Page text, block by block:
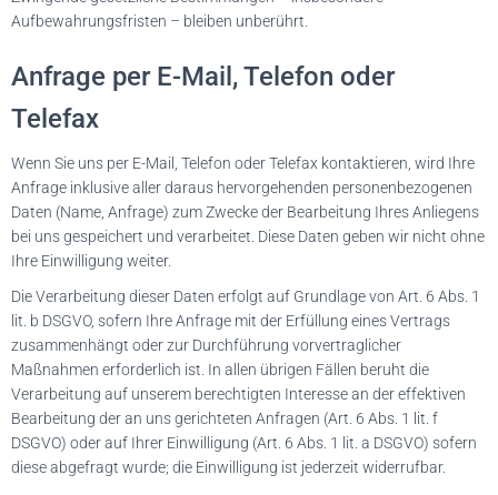
Aufbewahrungsfristen – bleiben unberührt.
Anfrage per E-Mail, Telefon oder
Telefax
Wenn Sie uns per E-Mail, Telefon oder Telefax kontaktieren, wird Ihre
Anfrage inklusive aller daraus hervorgehenden personenbezogenen
Daten (Name, Anfrage) zum Zwecke der Bearbeitung Ihres Anliegens
bei uns gespeichert und verarbeitet. Diese Daten geben wir nicht ohne
Ihre Einwilligung weiter.
Die Verarbeitung dieser Daten erfolgt auf Grundlage von Art. 6 Abs. 1
lit. b DSGVO, sofern Ihre Anfrage mit der Erfüllung eines Vertrags
zusammenhängt oder zur Durchführung vorvertraglicher
Maßnahmen erforderlich ist. In allen übrigen Fällen beruht die
Verarbeitung auf unserem berechtigten Interesse an der effektiven
Bearbeitung der an uns gerichteten Anfragen (Art. 6 Abs. 1 lit. f
DSGVO) oder auf Ihrer Einwilligung (Art. 6 Abs. 1 lit. a DSGVO) sofern
diese abgefragt wurde; die Einwilligung ist jederzeit widerrufbar.